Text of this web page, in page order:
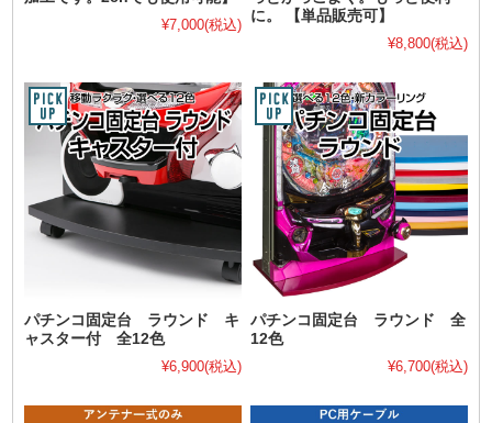
¥7,000(税込)
に。 【単品販売可】
¥8,800(税込)
パチンコ固定台 ラウンド キ
ャスター付 全12色
¥6,900(税込)
パチンコ固定台 ラウンド 全
12色
¥6,700(税込)